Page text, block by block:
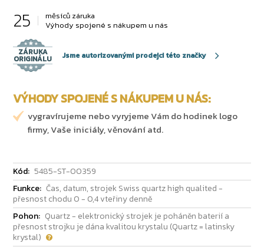
25
měsíců záruka
Výhody spojené s nákupem u nás
ZÁRUKA
ORIGINÁLU Jsme autorizovanými prodejci této značky
VÝHODY SPOJENÉ S NÁKUPEM U NÁS:
vygravírujeme nebo vyryjeme Vám do hodinek logo
firmy, Vaše iniciály, věnování atd.
Kód: 5485-ST-00359
Funkce: Čas, datum, strojek Swiss quartz high qualited -
přesnost chodu 0 - 0,4 vteřiny denně
Pohon: Quartz - elektronický strojek je poháněn baterií a
přesnost strojku je dána kvalitou krystalu (Quartz = latinsky
krystal)